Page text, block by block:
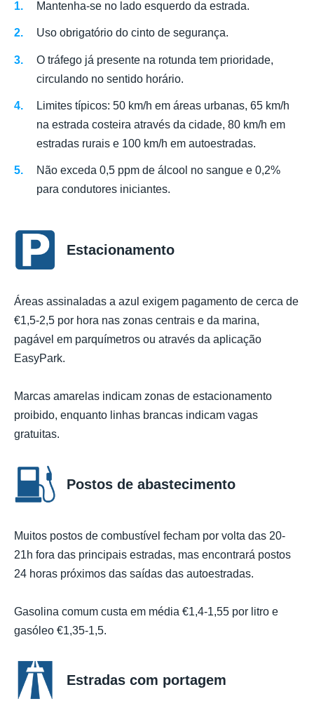
Mantenha-se no lado esquerdo da estrada.
Uso obrigatório do cinto de segurança.
O tráfego já presente na rotunda tem prioridade,
circulando no sentido horário.
Limites típicos: 50 km/h em áreas urbanas, 65 km/h
na estrada costeira através da cidade, 80 km/h em
estradas rurais e 100 km/h em autoestradas.
Não exceda 0,5 ppm de álcool no sangue e 0,2%
para condutores iniciantes.
Estacionamento
Áreas assinaladas a azul exigem pagamento de cerca de
€1,5-2,5 por hora nas zonas centrais e da marina,
pagável em parquímetros ou através da aplicação
EasyPark.
Marcas amarelas indicam zonas de estacionamento
proibido, enquanto linhas brancas indicam vagas
gratuitas.
Postos de abastecimento
Muitos postos de combustível fecham por volta das 20-
21h fora das principais estradas, mas encontrará postos
24 horas próximos das saídas das autoestradas.
Gasolina comum custa em média €1,4-1,55 por litro e
gasóleo €1,35-1,5.
Estradas com portagem